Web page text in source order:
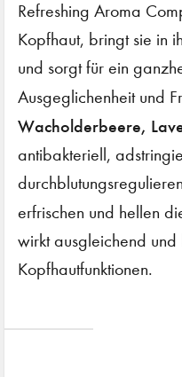
Refreshing Aroma
Kopfhaut, bringt sie in
und sorgt für ein
Ausgeglichenheit und
Wacholderbeere,
antibakteriell,
erfrischen und hellen
wirkt ausgleichend
Kopfhautfunktionen.